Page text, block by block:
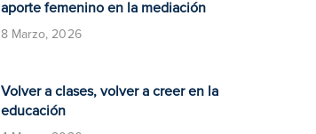
aporte femenino en la mediación
8 Marzo, 2026
Volver a clases, volver a creer en la
educación